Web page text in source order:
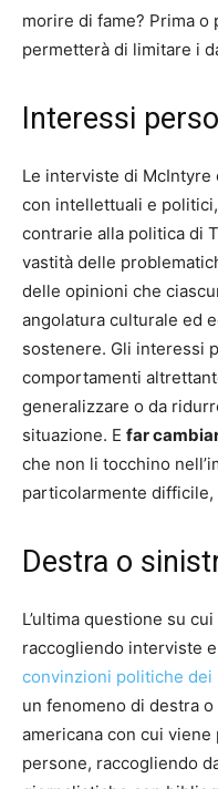
morire di fame? Prima
permetterà di limitare i
Interessi
Le interviste di
con intellettuali e
contrarie alla politica di
vastità delle
delle opinioni che
angolatura culturale ed
sostenere. Gli interessi
comportamenti
generalizzare o da
situazione. E far
che non li tocchino
particolarmente
Destra o
L’ultima questione su
raccogliendo interviste
convinzioni politiche dei
un fenomeno di destra
americana con cui
persone, raccogliendo